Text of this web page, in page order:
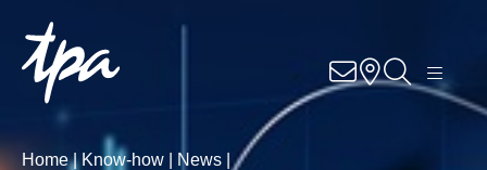
Knowhow
Services
Home | Know-how | News |